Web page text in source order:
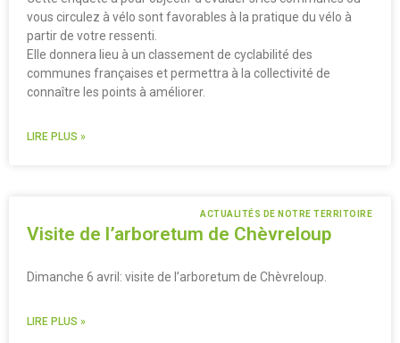
vous circulez à vélo sont favorables à la pratique du vélo à
partir de votre ressenti.
Elle donnera lieu à un classement de cyclabilité des
communes françaises et permettra à la collectivité de
connaître les points à améliorer.
LIRE PLUS »
ACTUALITÉS DE NOTRE TERRITOIRE
Visite de l’arboretum de Chèvreloup
Dimanche 6 avril: visite de l’arboretum de Chèvreloup.
LIRE PLUS »